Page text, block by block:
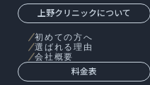
上野クリニックについて
初めての方へ
選ばれる理由
会社概要
料金表